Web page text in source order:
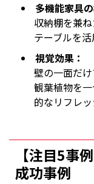
多機能家具
収納棚を兼
テーブルを活
視覚効果：
壁の一面だ
観葉植物を
的なリフレッ
【注目5事
成功事例